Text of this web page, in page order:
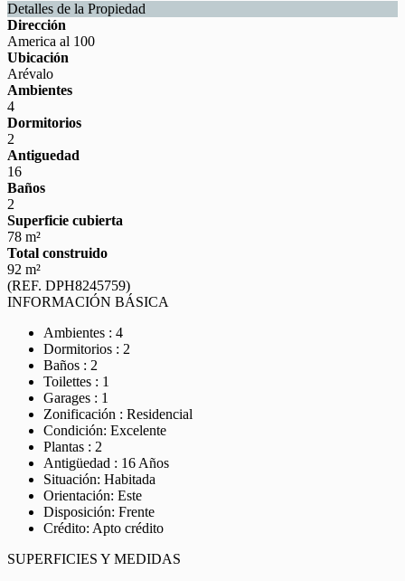
Detalles de la Propiedad
Dirección
America al 100
Ubicación
Arévalo
Ambientes
4
Dormitorios
2
Antiguedad
16
Baños
2
Superficie cubierta
78 m²
Total construido
92 m²
(REF. DPH8245759)
INFORMACIÓN BÁSICA
Ambientes : 4
Dormitorios : 2
Baños : 2
Toilettes : 1
Garages : 1
Zonificación : Residencial
Condición: Excelente
Plantas : 2
Antigüedad : 16 Años
Situación: Habitada
Orientación: Este
Disposición: Frente
Crédito: Apto crédito
SUPERFICIES Y MEDIDAS